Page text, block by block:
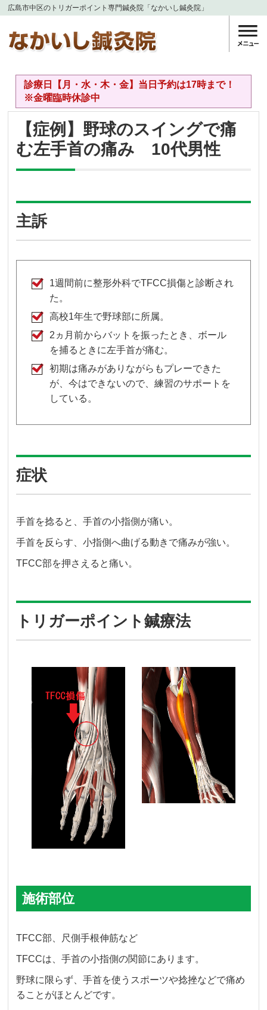
広島市中区のトリガーポイント専門鍼灸院「なかいし鍼灸院」
診療日【月・水・木・金】当日予約は17時まで！
※金曜臨時休診中
【症例】野球のスイングで痛
む左手首の痛み 10代男性
主訴
1週間前に整形外科でTFCC損傷と診断され
た。
高校1年生で野球部に所属。
2ヵ月前からバットを振ったとき、ボール
を捕るときに左手首が痛む。
初期は痛みがありながらもプレーできた
が、今はできないので、練習のサポートを
している。
症状
手首を捻ると、手首の小指側が痛い。
手首を反らす、小指側へ曲げる動きで痛みが強い。
TFCC部を押さえると痛い。
トリガーポイント鍼療法
施術部位
TFCC部、尺側手根伸筋など
TFCCは、手首の小指側の関節にあります。
野球に限らず、手首を使うスポーツや捻挫などで痛め
ることがほとんどです。